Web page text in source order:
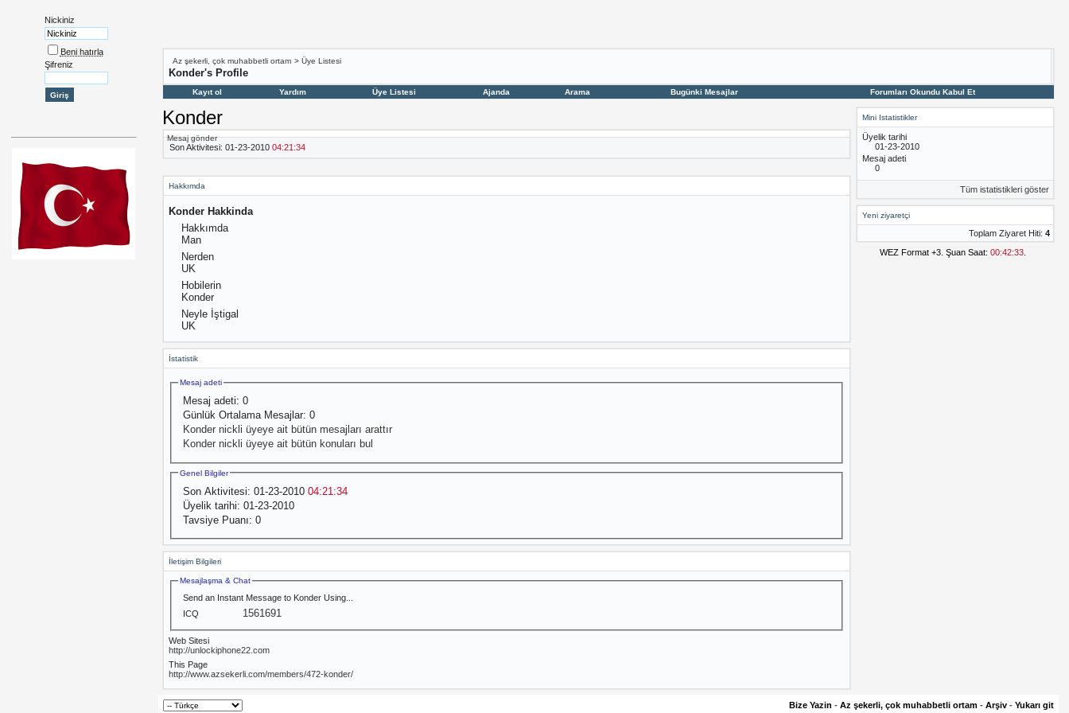
Nickiniz
Beni hatırla
Şifreniz
Az şekerli, çok muhabbetli ortam > Üye Listesi
Konder's Profile
Kayıt ol Yardım Üye Listesi Ajanda Arama Bugünki Mesajlar Forumları Okundu Kabul Et
Konder
Mesaj gönder
Son Aktivitesi: 01-23-2010 04:21:34
Hakkımda
Konder Hakkinda
Hakkımda
Man
Nerden
UK
Hobilerin
Konder
Neyle İştigal
UK
İstatistik
Mesaj adeti
Mesaj adeti: 0
Günlük Ortalama Mesajlar: 0
Konder nickli üyeye ait bütün mesajları arattır
Konder nickli üyeye ait bütün konuları bul
Genel Bilgiler
Son Aktivitesi: 01-23-2010 04:21:34
Üyelik tarihi: 01-23-2010
Tavsiye Puanı: 0
İletişim Bilgileri
Mesajlaşma & Chat
Send an Instant Message to Konder Using...
ICQ
1561691
Web Sitesi
http://unlockiphone22.com
This Page
http://www.azsekerli.com/members/472-konder/
Mini Istatistikler
Üyelik tarihi
01-23-2010
Mesaj adeti
0
Tüm istatistikleri göster
Yeni ziyaretçi
Toplam Ziyaret Hiti:4
WEZ Format +3. Şuan Saat:00:42:33
Bize Yazin - Az şekerli, çok muhabbetli ortam - Arşiv - Yukarı git